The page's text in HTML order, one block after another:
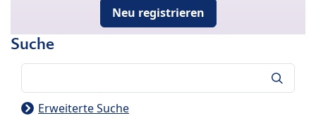
Neu registrieren
Suche
Erweiterte Suche